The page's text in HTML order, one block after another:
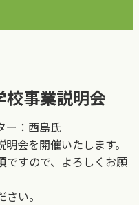
校事業説明会
：西島氏
会を開催いたします。
ですので、よろしくお願
い。